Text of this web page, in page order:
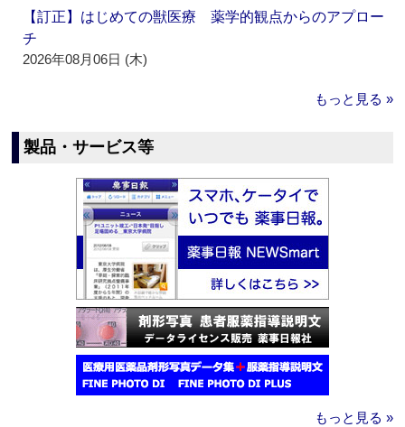
【訂正】はじめての獣医療 薬学的観点からのアプロー
チ
2026年08月06日 (木)
もっと見る »
製品・サービス等
もっと見る »